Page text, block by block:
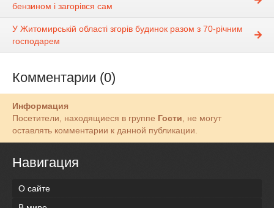
бензином і загорівся сам
У Житомирській області згорів будинок разом з 70-річним
господарем
Комментарии (0)
Информация
Посетители, находящиеся в группе Гости, не могут
оставлять комментарии к данной публикации.
Навигация
О сайте